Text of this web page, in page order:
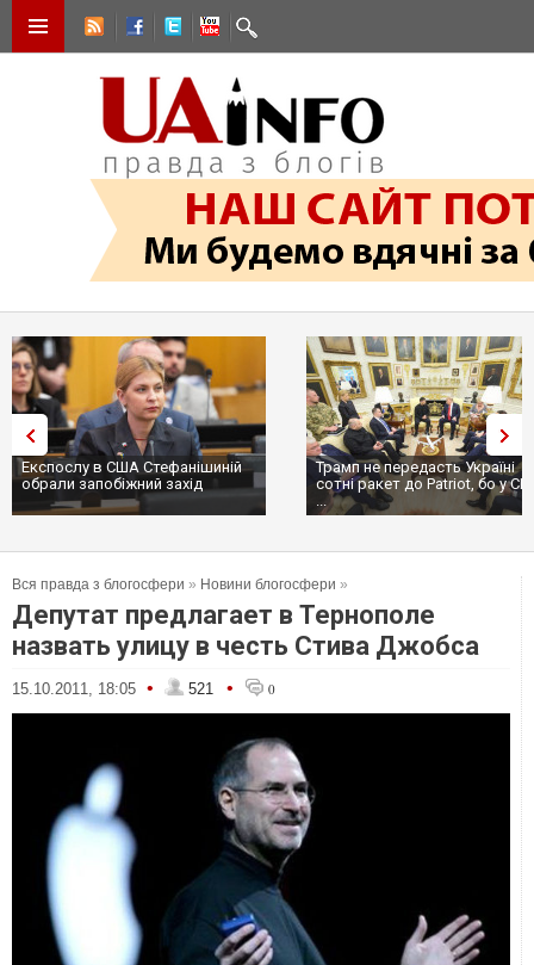
Експослу в США Стефанішиній
обрали запобіжний захід
Трамп не передасть Україні
сотні ракет до Patriot, бо у
...
Вся правда з блогосфери » Новини блогосфери »
Депутат предлагает в Тернополе
назвать улицу в честь Стива Джобса
15.10.2011, 18:05 • 521 • 0